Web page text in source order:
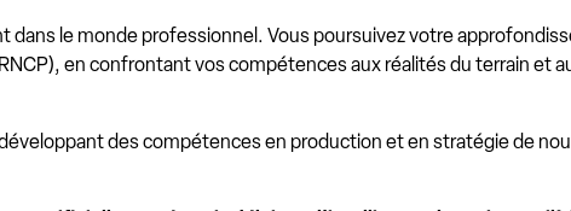
dans le monde professionnel. Vous poursuivez votre
en confrontant vos compétences aux réalités du terrain et
des compétences en production et en stratégie de